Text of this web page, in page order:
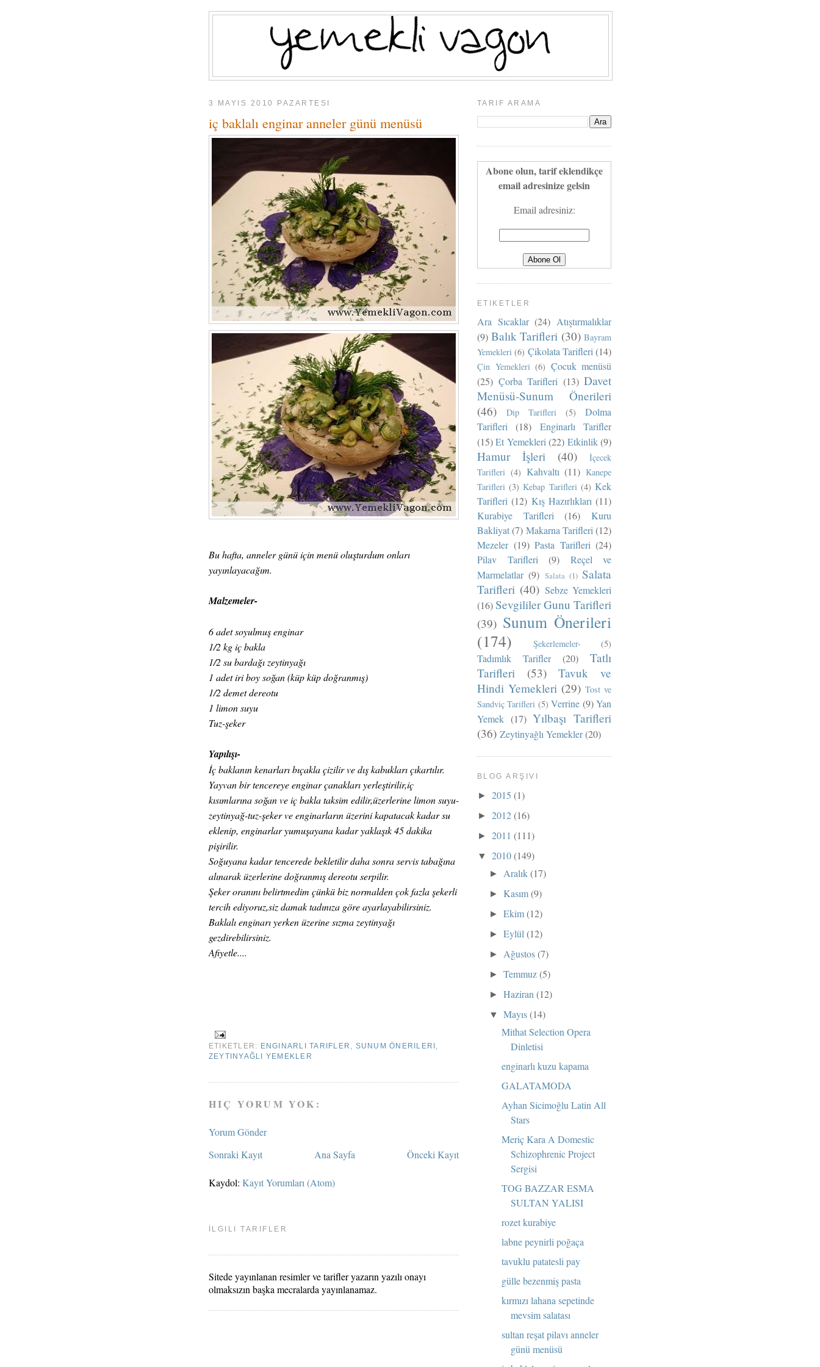
3 MAYIS 2010 PAZARTESI
iç baklalı enginar anneler günü menüsü
Bu hafta, anneler günü için menü oluşturdum onları
yayınlayacağım.
Malzemeler-
6 adet soyulmuş enginar
1/2 kg iç bakla
1/2 su bardağı zeytinyağı
1 adet iri boy soğan (küp küp doğranmış)
1/2 demet dereotu
1 limon suyu
Tuz-şeker
Yapılışı-
İç baklanın kenarları bıçakla çizilir ve dış kabukları çıkartılır.
Yayvan bir tencereye enginar çanakları yerleştirilir,iç
kısımlarına soğan ve iç bakla taksim edilir,üzerlerine limon suyu-
zeytinyağ-tuz-şeker ve enginarların üzerini kapatacak kadar su
eklenip, enginarlar yumuşayana kadar yaklaşık 45 dakika
pişirilir.
Soğuyana kadar tencerede bekletilir daha sonra servis tabağına
alınarak üzerlerine doğranmış dereotu serpilir.
Şeker oranını belirtmedim çünkü biz normalden çok fazla şekerli
tercih ediyoruz,siz damak tadınıza göre ayarlayabilirsiniz.
Baklalı enginarı yerken üzerine sızma zeytinyağı
gezdirebilirsiniz.
Afiyetle....
ETIKETLER: ENGINARLI TARIFLER SUNUM ÖNERILERI
ZEYTINYAĞLI YEMEKLER
HIÇ YORUM YOK:
Yorum Gönder
Sonraki Kayıt
Önceki Kayıt
Ana Sayfa
Kaydol: Kayıt Yorumları (Atom)
İLGILI TARIFLER
Sitede yayınlanan resimler ve tarifler yazarın yazılı onayı
olmaksızın başka mecralarda yayınlanamaz.
TARIF ARAMA
Abone olun, tarif eklendikçe
email adresinize gelsin
Email adresiniz:
ETIKETLER
Ara Sıcaklar (24) Atıştırmalıklar
(9) Balık Tarifleri (30) Bayram
Yemekleri (6) Çikolata Tarifleri (14)
Çin Yemekleri (6) Çocuk menüsü
(25) Çorba Tarifleri (13) Davet
Menüsü-Sunum Önerileri
(46)
Dip Tarifleri (5)
Dolma
Tarifleri
(18)
Enginarlı Tarifler
(15) Et Yemekleri (22) Etkinlik (9)
Hamur İşleri (40)
İçecek
Tarifleri (4) Kahvaltı (11) Kanepe
Tarifleri (3) Kebap Tarifleri (4) Kek
Tarifleri (12) Kış Hazırlıkları (11)
Kurabiye Tarifleri
(16)
Kuru
Bakliyat (7) Makarna Tarifleri (12)
Mezeler (19) Pasta Tarifleri (24)
Pilav Tarifleri
(9)
Reçel ve
Marmelatlar (9) Salata (1) Salata
Tarifleri (40) Sebze Yemekleri
(16) Sevgililer Gunu Tarifleri
(39) Sunum Önerileri
(174)
Şekerlemeler- (5)
Tadımlık Tarifler (20)
Tatlı
Tarifleri
(53)
Tavuk ve
Hindi Yemekleri (29) Tost ve
Sandviç Tarifleri (5) Verrine (9) Yan
Yemek (17) Yılbaşı Tarifleri
(36) Zeytinyağlı Yemekler(20)
BLOG ARŞIVI
► 2015 (1)
► 2012(16)
► 2011 (111)
▼ 2010(149)
► Aralık(17)
►Kasım(9)
►Ekim(12)
►Eylül(12)
► Ağustos(7)
►Temmuz(5)
►Haziran(12)
▼Mayıs(14)
Mithat Selection Opera
Dinletisi
enginarlı kuzu kapama
GALATAMODA
Ayhan Sicimoğlu Latin All
Stars
Meriç Kara A Domestic
Schizophrenic Project
Sergisi
TOG BAZZAR ESMA
SULTAN YALISI
rozet kurabiye
labne peynirli poğaça
tavuklu patatesli pay
gülle bezenmiş pasta
kırmızı lahana sepetinde
mevsim salatası
sultan reşat pilavı anneler
günü menüsü